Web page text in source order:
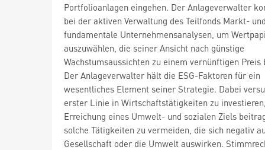
Portfolioanlagen eingehen. Der Anlageverwalter
bei der aktiven Verwaltung des Teilfonds Markt-
fundamentale Unternehmensanalysen, um
auszuwählen, die seiner Ansicht nach günstige
Wachstumsaussichten zu einem vernünftigen Preis
Der Anlageverwalter hält die ESG-Faktoren für ein
wesentliches Element seiner Strategie. Dabei
erster Linie in Wirtschaftstätigkeiten zu
Erreichung eines Umwelt- und sozialen Ziels
solche Tätigkeiten zu vermeiden, die sich negativ
Gesellschaft oder die Umwelt auswirken.